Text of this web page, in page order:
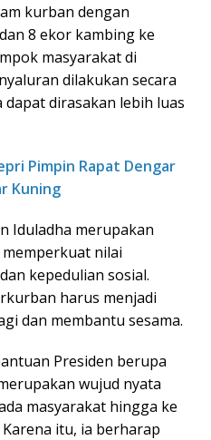
kurban dengan
8 ekor kambing ke
masyarakat di
dilakukan secara
dirasakan lebih luas
Pimpin Rapat Dengar
Kuning
Iduladha merupakan
nilai
kepedulian sosial.
harus menjadi
dan membantu sesama.
Presiden berupa
wujud nyata
masyarakat hingga ke
itu, ia berharap